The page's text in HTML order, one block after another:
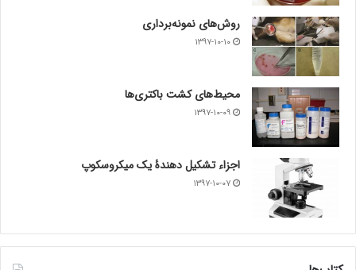
روش‌های نمونه‌برداری
۱۳۹۷-۱۰-۱۰
محیط‌های کشت باکتری‌ها
۱۳۹۷-۱۰-۰۹
اجزاء تشکیل دهندۀ یک میکروسکوپ
۱۳۹۷-۱۰-۰۷